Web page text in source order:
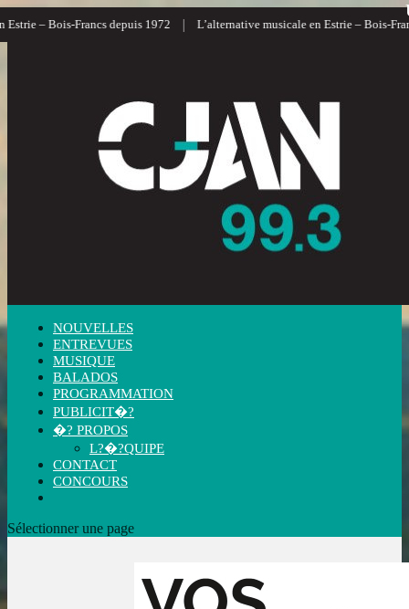
– Bois-Francs depuis 1972 | L’alternative musicale en Estrie – Bois-Francs
NOUVELLES
ENTREVUES
MUSIQUE
BALADOS
PROGRAMMATION
PUBLICIT�?
�? PROPOS
L?�?QUIPE
CONTACT
CONCOURS
Sélectionner une page